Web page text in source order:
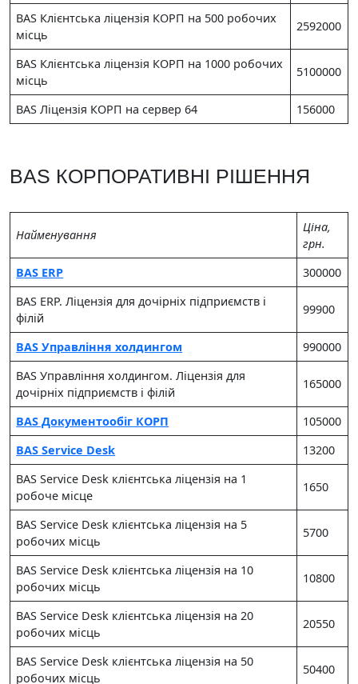
BAS Клієнтська ліцензія КОРП на 500 робочих
місць
2592000
BAS Клієнтська ліцензія КОРП на 1000 робочих
місць
5100000
BAS Ліцензія КОРП на сервер 64 156000
BAS КОРПОРАТИВНІ РІШЕННЯ
Найменування
Цiна,
грн.
BAS ERP
300000
BAS ERP. Ліцензія для дочірніх підприємств і
філій
99900
BAS Управління холдингом
990000
BAS Управління холдингом. Ліцензія для
дочірніх підприємств і філій
165000
BAS Документообіг КОРП
105000
BAS Service Desk
13200
BAS Service Desk клієнтська ліцензія на 1
робоче місце
1650
BAS Service Desk клієнтська ліцензія на 5
робочих місць
5700
BAS Service Desk клієнтська ліцензія на 10
робочих місць
10800
BAS Service Desk клієнтська ліцензія на 20
робочих місць
20550
BAS Service Desk клієнтська ліцензія на 50
робочих місць
50400